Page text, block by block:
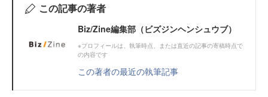
この記事の著者
Biz/Zine編集部（ビズジンヘンシュウブ）
※プロフィールは、執筆時点、または直近の記事の寄稿時点で
の内容です
この著者の最近の執筆記事